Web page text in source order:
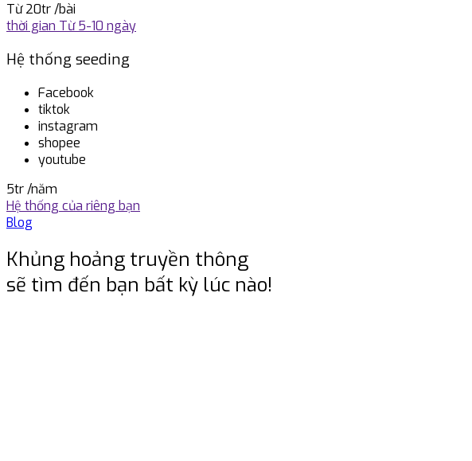
Từ 20tr/bài
thời gian Từ 5-10 ngày
Hệ thống seeding
Facebook
tiktok
instagram
shopee
youtube
5tr/năm
Hệ thống của riêng bạn
Blog
Khủng hoảng truyền thông
sẽ tìm đến bạn bất kỳ lúc nào!